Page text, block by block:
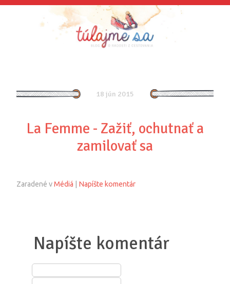
18 jún 2015
La Femme - Zažiť, ochutnať a
zamilovať sa
Zaradené vMédiá Napíšte komentár
Napíšte komentár